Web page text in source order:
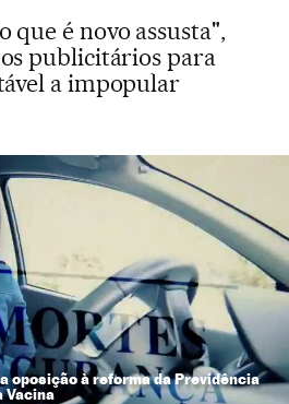
que é novo assusta",
publicitários para
a impopular
oposição à reforma da Previdência
Vacina